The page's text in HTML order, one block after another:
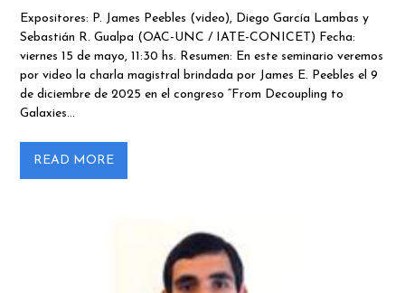
Expositores: P. James Peebles (video), Diego García Lambas y
Sebastián R. Gualpa (OAC-UNC / IATE-CONICET) Fecha:
viernes 15 de mayo, 11:30 hs. Resumen: En este seminario veremos
por video la charla magistral brindada por James E. Peebles el 9
de diciembre de 2025 en el congreso “From Decoupling to
Galaxies…
READ MORE